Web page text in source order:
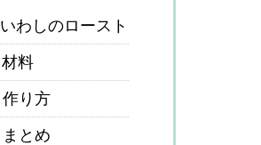
いわしのロースト
材料
作り方
まとめ